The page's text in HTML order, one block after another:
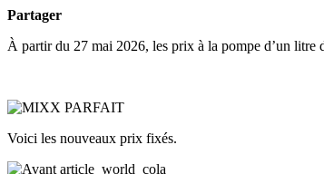
Partager
À partir du 27 mai 2026, les prix à la pompe d’un litre
Voici les nouveaux prix fixés.